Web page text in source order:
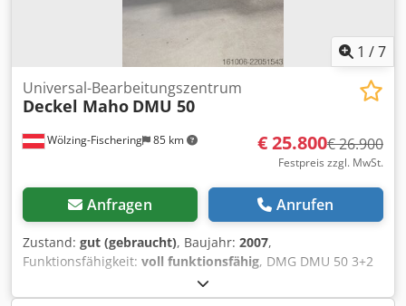
1 /7
Wölzing-Fischering 85 km
Universal-Bearbeitungszentrum
Deckel Maho DMU 50
€ 25.800€ 26.900
Festpreis zzgl. MwSt.
Anfragen Anrufen
Zustand: gut (gebraucht), Baujahr: 2007,
Funktionsfähigkeit: voll funktionsfähig, DMG DMU 50 3+2
Achsen SPINDEL überholt 01/2026 Steuerung Heidenhain
iTNC 530 Credpfx Aoza T A Domujf Stunden : 11275h